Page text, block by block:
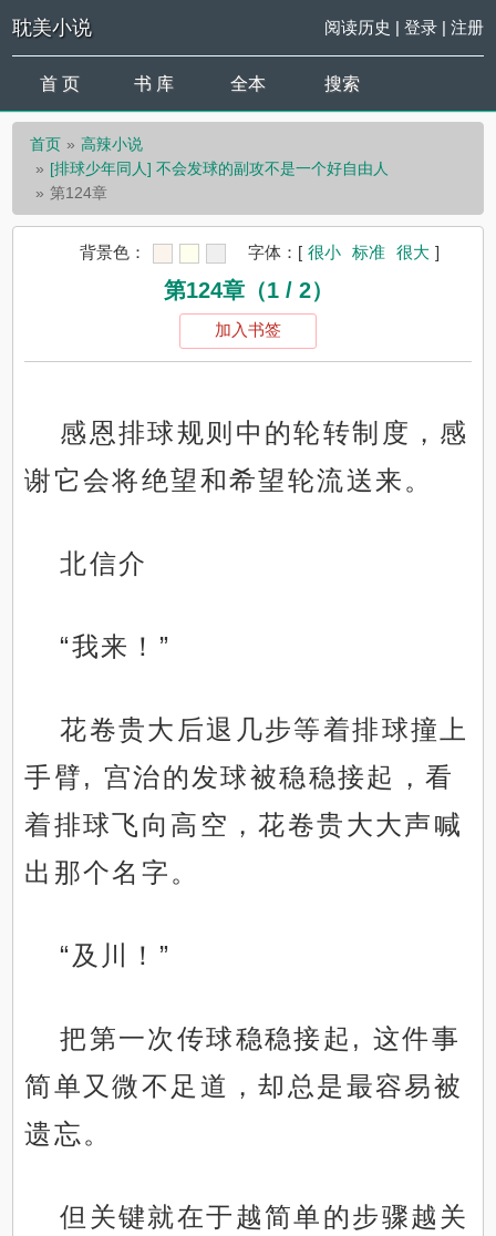
耽美小说 阅读历史 | 登录| 注册
首 页 书 库 全本 搜索
首页
高辣小说
[排球少年同人] 不会发球的副攻不是一个好自由人
第124章
背景色： 字体： [ 很小 标准 很大 ]
第124章（1 / 2）
加入书签
感恩排球规则中的轮转制度，感
谢它会将绝望和希望轮流送来。
北信介
“我来！”
花卷贵大后退几步等着排球撞上
手臂, 宫治的发球被稳稳接起，看
着排球飞向高空，花卷贵大大声喊
出那个名字。
“及川！”
把第一次传球稳稳接起, 这件事
简单又微不足道，却总是最容易被
遗忘。
但关键就在于越简单的步骤越关